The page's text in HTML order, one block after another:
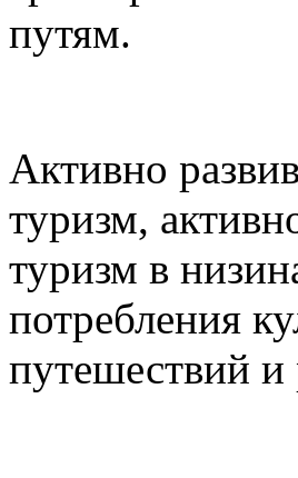
путям.
Активно
туризм,
туризм в
потребления
путешествий